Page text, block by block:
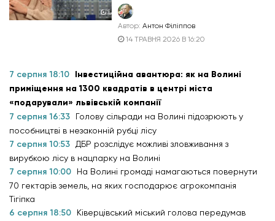
Автор: Антон Філіппов
14 ТРАВНЯ 2026 В 16:20
7 серпня 18:10 Інвестиційна авантюра: як на Волині
приміщення на 1300 квадратів в центрі міста
«подарували» львівській компанії
7 серпня 16:33
Голову сільради на Волині підозрюють у
пособництві в незаконній рубці лісу
7 серпня 10:53
ДБР розслідує можливі зловживання з
вирубкою лісу в нацпарку на Волині
7 серпня 10:00
На Волині громаді намагаються повернути
70 гектарів земель, на яких господарює агрокомпанія
Тігіпка
6 серпня 18:50
Ківерцівський міський голова передумав